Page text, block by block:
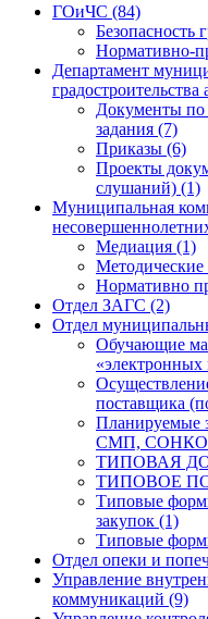
ГОиЧС (84)
Безопасность
Нормативно-
Департамент
Документы
задания (7)
Приказы (6)
Проекты
слушаний) (1)
Муниципальная
Медиация (1)
Нормативно
Отдел ЗАГС (2)
Отдел
Обучающие
«электронных
поставщика
Планируемые
СМП, СОНКО
ТИПОВАЯ
ТИПОВОЕ
Типовые
закупок (1)
Типовые
Отдел опеки и
Управление
коммуникаций (9)